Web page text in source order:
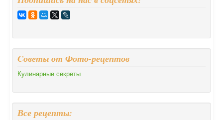
Cоветы от Фото-рецептов
Кулинарные секреты
Все рецепты: